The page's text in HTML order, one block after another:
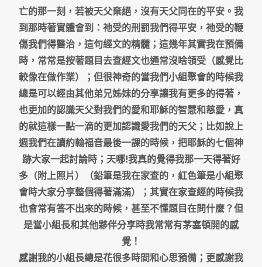
亡的那一刻，若被天父棄絕，沒有天父同在的平安。我
到那時著實體會到：祂受的刑罰我們得平安，祂受的鞭
傷我們得醫治，這句經文的精髓；這幾年其實我在預備
時，常常是按著題目去查經文也通常沒啥領受（感覺比
較像在做作業）；但很神奇的當我們小組聚會的時候我
總是可以經由其他弟兄姊妹的分享讓我有更多的得著，
也更加的認識天父對我們的愛和耶穌的智慧和慈愛，真
的就這樣一點一滴的更加認識愛我們的天父；比如說上
週我們在讀約翰福音最後一課的時候，把耶穌的七個神
跡大家一起討論時；天哪!我真的覺得我那一天得著好
多（附上照片）（鉛筆是我在家查的，紅色筆是小組聚
會時大家分享整個得著滿滿）；其實在家查經的時候我
也會常有答不出來的時候，甚至不懂題目在問什麼？但
是當小組長和其他夥伴分享時我常常有茅塞頓開的感
覺！
感謝我的小組長總是花很多時間和心思預備；更感謝我